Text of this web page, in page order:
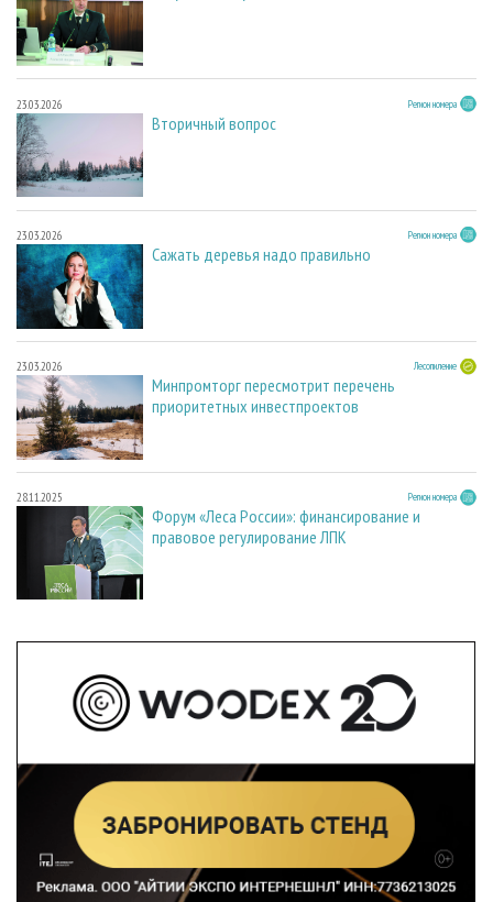
23.03.2026 Регион номера
Вторичный вопрос
23.03.2026 Регион номера
Сажать деревья надо правильно
23.03.2026 Лесопиление
Минпромторг пересмотрит перечень
приоритетных инвестпроектов
28.11.2025 Регион номера
Форум «Леса России»: финансирование и
правовое регулирование ЛПК